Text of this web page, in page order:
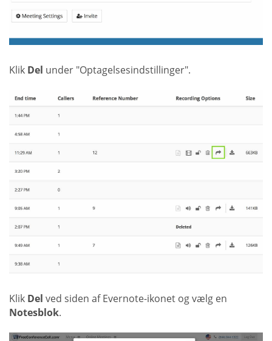
Klik Del under "Optagelsesindstillinger".
Klik Del ved siden af Evernote-ikonet og vælg en
Notesblok.